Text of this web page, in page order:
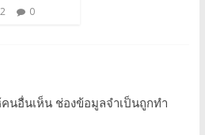
0
นอื่นเห็นช่องข้อมูลจำเป็นถูกทำ